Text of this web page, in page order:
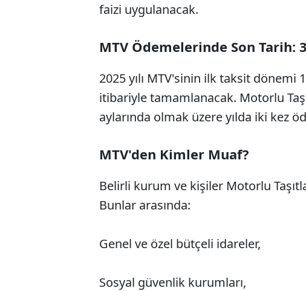
faizi uygulanacak.
MTV Ödemelerinde Son Tarih:
2025 yılı MTV'sinin ilk taksit dönemi
itibariyle tamamlanacak. Motorlu
aylarında olmak üzere yılda iki kez
MTV'den Kimler Muaf?
Belirli kurum ve kişiler Motorlu
Bunlar arasında:
Genel ve özel bütçeli idareler,
Sosyal güvenlik kurumları,